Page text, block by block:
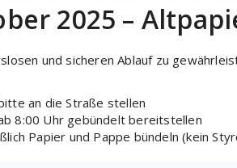
2025 –
und sicheren Ablauf zu
an die Straße stellen
8:00 Uhr gebündelt bereitstellen
Papier und Pappe bündeln (kein